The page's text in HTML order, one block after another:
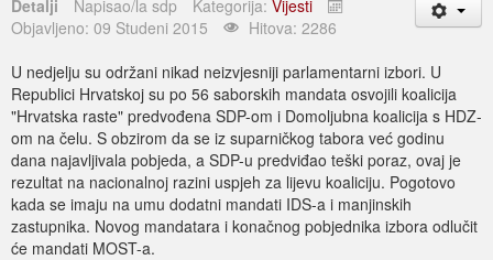
Detalji Napisao/la sdp Kategorija: Vijesti
Objavljeno: 09 Studeni 2015
Hitova: 2286
U nedjelju su održani nikad neizvjesniji parlamentarni izbori. U
Republici Hrvatskoj su po 56 saborskih mandata osvojili koalicija
"Hrvatska raste" predvođena SDP-om i Domoljubna koalicija s HDZ-
om na čelu. S obzirom da se iz suparničkog tabora već godinu
dana najavljivala pobjeda, a SDP-u predviđao teški poraz, ovaj je
rezultat na nacionalnoj razini uspjeh za lijevu koaliciju. Pogotovo
kada se imaju na umu dodatni mandati IDS-a i manjinskih
zastupnika. Novog mandatara i konačnog pobjednika izbora odlučit
će mandati MOST-a.